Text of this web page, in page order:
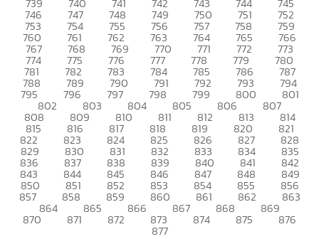
739 740 741 742 743 744 745
746 747 748 749 750 751 752
753 754 755 756 757 758 759
760 761 762 763 764 765 766
767 768 769 770 771 772 773
774 775 776 777 778 779 780
781 782 783 784 785 786 787
788 789 790 791 792 793 794
795 796 797 798 799 800 801
802 803 804 805 806 807
808 809 810 811 812 813 814
815 816 817 818 819 820 821
822 823 824 825 826 827 828
829 830 831 832 833 834 835
836 837 838 839 840 841 842
843 844 845 846 847 848 849
850 851 852 853 854 855 856
857 858 859 860 861 862 863
864 865 866 867 868 869
870 871 872 873 874 875 876
877